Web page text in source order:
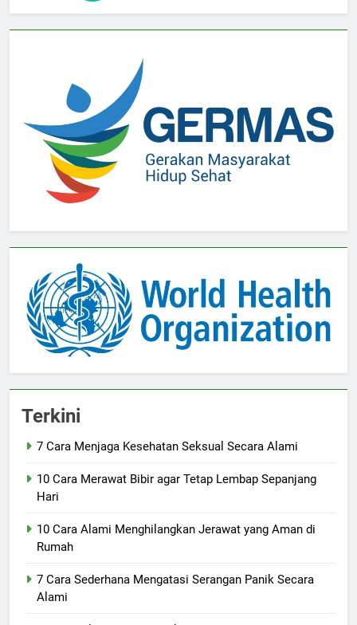
Terkini
7 Cara Menjaga Kesehatan Seksual Secara Alami
10 Cara Merawat Bibir agar Tetap Lembap Sepanjang
Hari
10 Cara Alami Menghilangkan Jerawat yang Aman di
Rumah
7 Cara Sederhana Mengatasi Serangan Panik Secara
Alami